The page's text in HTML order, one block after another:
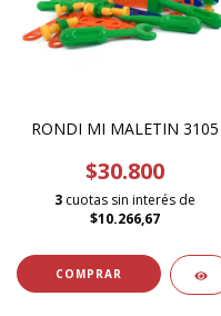
RONDI MI MALETIN 3105
$30.800
3 cuotas sin interés de
$10.266,67